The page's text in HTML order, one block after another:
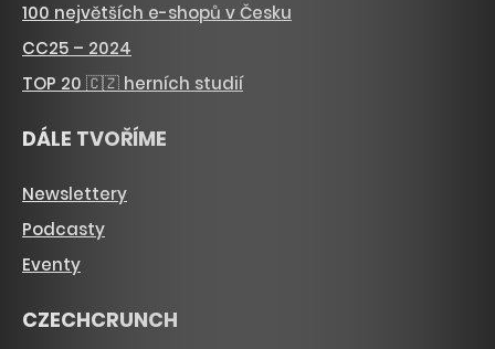
100 největších e-shopů v Česku
CC25 – 2024
TOP 20 🇨🇿 herních studií
DÁLE TVOŘÍME
Newslettery
Podcasty
Eventy
CZECHCRUNCH